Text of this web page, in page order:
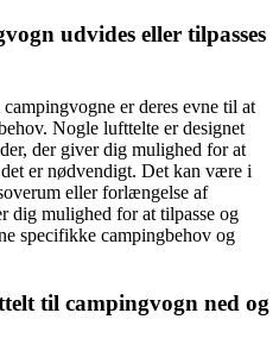
udvides eller tilpasses
er deres evne til at
Nogle lufttelte er designet
der giver dig mulighed for at
er nødvendigt. Det kan være i
eller forlængelse af
dig mulighed for at tilpasse og
specifikke campingbehov og
til campingvogn ned og